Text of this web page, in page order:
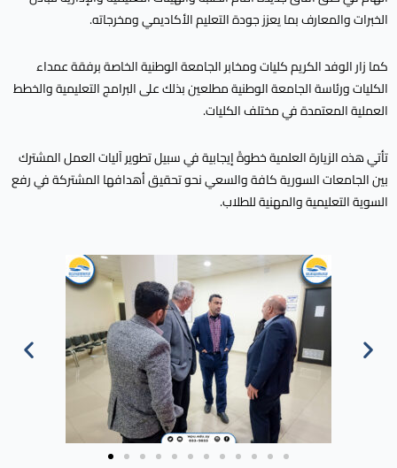
الخبرات والمعارف بما يعزز جودة التعليم الأكاديمي ومخرجاته.
كما زار الوفد الكريم كليات ومخابر الجامعة الوطنية الخاصة برفقة عمداء
الكليات ورئاسة الجامعة الوطنية مطلعين بذلك على البرامج التعليمية والخطط
العملية المعتمدة في مختلف الكليات.
تأتي هذه الزيارة العلمية خطوةً إيجابية في سبيل تطوير آليات العمل المشترك
بين الجامعات السورية كافة والسعي نحو تحقيق أهدافها المشتركة في رفع
السوية التعليمية والمهنية للطلاب.